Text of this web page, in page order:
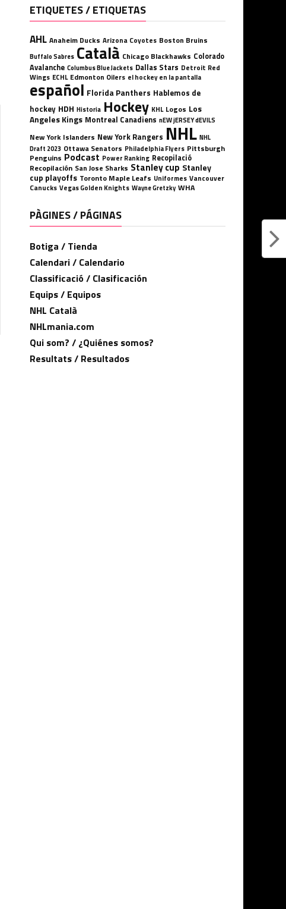
ETIQUETES / ETIQUETAS
AHL Anaheim Ducks Arizona Coyotes Boston Bruins
Buffalo Sabres Català Chicago Blackhawks Colorado
Avalanche Columbus Blue Jackets Dallas Stars Detroit Red
Wings ECHL Edmonton Oilers el hockey en la pantalla
español Florida Panthers Hablemos de
hockey HDH Historia Hockey KHL Logos Los
Angeles Kings Montreal Canadiens nEW jERSEY dEVILS
New York Islanders New York Rangers NHL NHL
Draft 2023 Ottawa Senators Philadelphia Flyers Pittsburgh
Penguins Podcast Power Ranking Recopilació
Recopilación San Jose Sharks Stanley cup Stanley
cup playoffs Toronto Maple Leafs Uniformes Vancouver
Canucks Vegas Golden Knights Wayne Gretzky WHA
PÀGINES / PÁGINAS
Botiga / Tienda
Calendari / Calendario
Classificació / Clasificación
Equips / Equipos
NHL Català
NHLmania.com
Qui som? / ¿Quiénes somos?
Resultats / Resultados